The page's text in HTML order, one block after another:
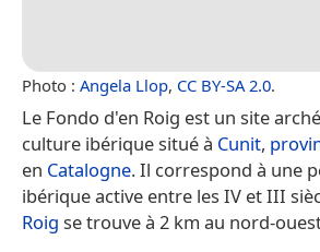
Photo : Angela Llop, CC BY-SA 2.0.
Le Fondo d'en Roig est un site
culture ibérique situé à Cunit,
en Catalogne. Il correspond à une
ibérique active entre les IV et III
Roig se trouve à 2 km au nord-